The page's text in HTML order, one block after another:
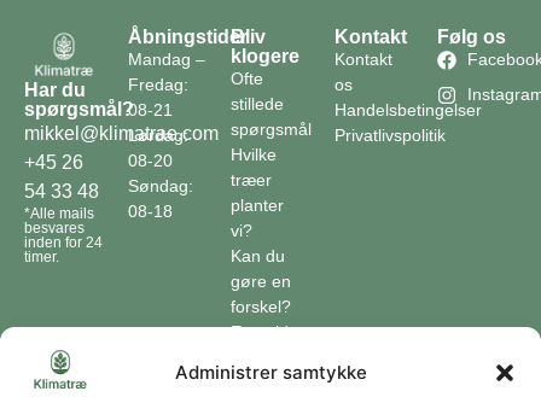
Administrer samtykke
Har du
spørgsmål?
mikkel@klimatrae.com
+45 26
54 33 48
*Alle mails
besvares
inden for 24
timer.
Åbningstider
Mandag –
Fredag:
08-21
Lørdag:
08-20
Søndag:
08-18
Bliv
klogere
Ofte
stillede
spørgsmål
Hvilke
træer
planter
vi?
Kan du
gøre en
forskel?
En guide
Klimaordbogen
Kontakt
Kontakt
os
Handelsbetingelser
Privatlivspolitik
Følg os